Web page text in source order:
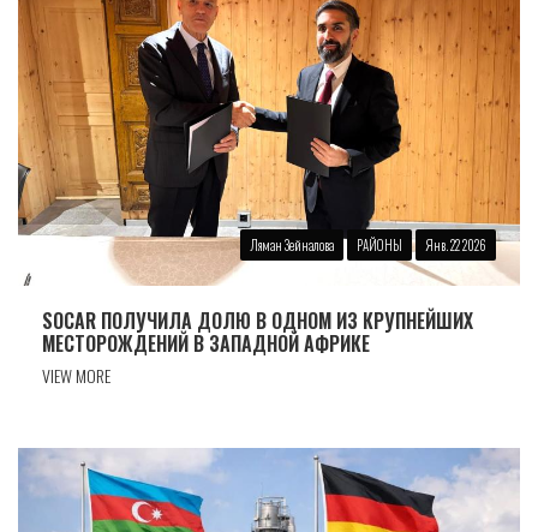
Ляман Зейналова РАЙОНЫ Янв. 22 2026
SOCAR ПОЛУЧИЛА ДОЛЮ В ОДНОМ ИЗ КРУПНЕЙШИХ
МЕСТОРОЖДЕНИЙ В ЗАПАДНОЙ АФРИКЕ
VIEW MORE